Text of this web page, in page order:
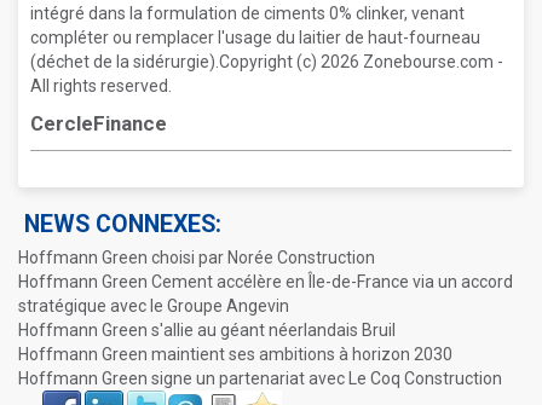
intégré dans la formulation de ciments 0% clinker, venant
compléter ou remplacer l'usage du laitier de haut-fourneau
(déchet de la sidérurgie).Copyright (c) 2026 Zonebourse.com -
All rights reserved.
CercleFinance
NEWS CONNEXES:
Hoffmann Green choisi par Norée Construction
Hoffmann Green Cement accélère en Île-de-France via un accord
stratégique avec le Groupe Angevin
Hoffmann Green s'allie au géant néerlandais Bruil
Hoffmann Green maintient ses ambitions à horizon 2030
Hoffmann Green signe un partenariat avec Le Coq Construction
Face
LinkIn Twitter Envoyer ImprimerFavoris